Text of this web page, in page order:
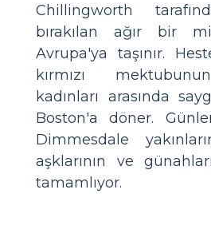
Chillingworth
bırakılan ağır bir
Avrupa'ya taşınır.
kırmızı
kadınları arasında
Boston'a döner.
Dimmesdale
aşklarının ve
tamamlıyor.